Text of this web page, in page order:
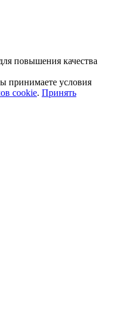
повышения качества
принимаете условия
cookie. Принять